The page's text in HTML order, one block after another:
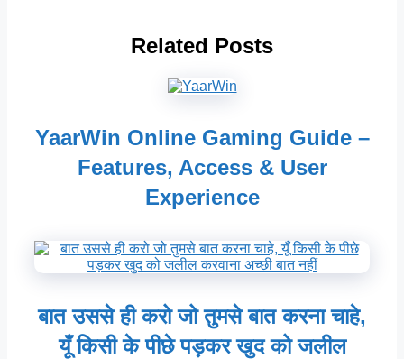
Related Posts
YaarWin Online Gaming Guide –
Features, Access & User
Experience
बात उससे ही करो जो तुमसे बात करना चाहे,
यूँ किसी के पीछे पड़कर खुद को जलील